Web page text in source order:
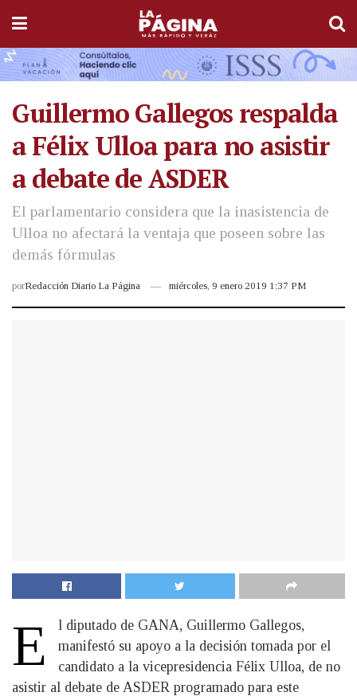
Guillermo Gallegos respalda
a Félix Ulloa para no asistir
a debate de ASDER
El parlamentario considera que la inasistencia de
Ulloa no afectará la ventaja que poseen sobre las
demás fórmulas
porRedacción Diario La Página miércoles, 9 enero 2019 1:37 PM
E
l diputado de GANA, Guillermo Gallegos,
manifestó su apoyo a la decisión tomada por el
candidato a la vicepresidencia Félix Ulloa, de no
asistir al debate de ASDER programado para este